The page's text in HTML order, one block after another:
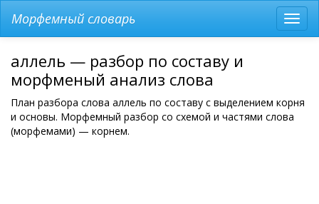
меню
Морфемный словарь
аллель — разбор по составу и
морфменый анализ слова
План разбора слова аллель по составу с выделением корня
и основы. Морфемный разбор со схемой и частями слова
(морфемами) — корнем.